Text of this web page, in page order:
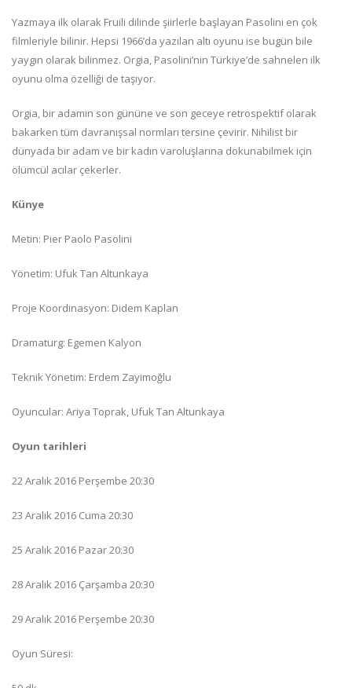
Yazmaya ilk olarak Fruili dilinde şiirlerle başlayan Pasolini en çok
filmleriyle bilinir. Hepsi 1966’da yazılan altı oyunu ise bugün bile
yaygın olarak bilinmez. Orgia, Pasolini’nin Türkiye’de sahnelen ilk
oyunu olma özelliği de taşıyor.
Orgia, bir adamın son gününe ve son geceye retrospektif olarak
bakarken tüm davranışsal normları tersine çevirir. Nihilist bir
dünyada bir adam ve bir kadın varoluşlarına dokunabilmek için
ölümcül acılar çekerler.
Künye
Metin: Pier Paolo Pasolini
Yönetim: Ufuk Tan Altunkaya
Proje Koordinasyon: Didem Kaplan
Dramaturg: Egemen Kalyon
Teknik Yönetim: Erdem Zayimoğlu
Oyuncular: Ariya Toprak, Ufuk Tan Altunkaya
Oyun tarihleri
22 Aralık 2016 Perşembe 20:30
23 Aralık 2016 Cuma 20:30
25 Aralık 2016 Pazar 20:30
28 Aralık 2016 Çarşamba 20:30
29 Aralık 2016 Perşembe 20:30
Oyun Süresi: